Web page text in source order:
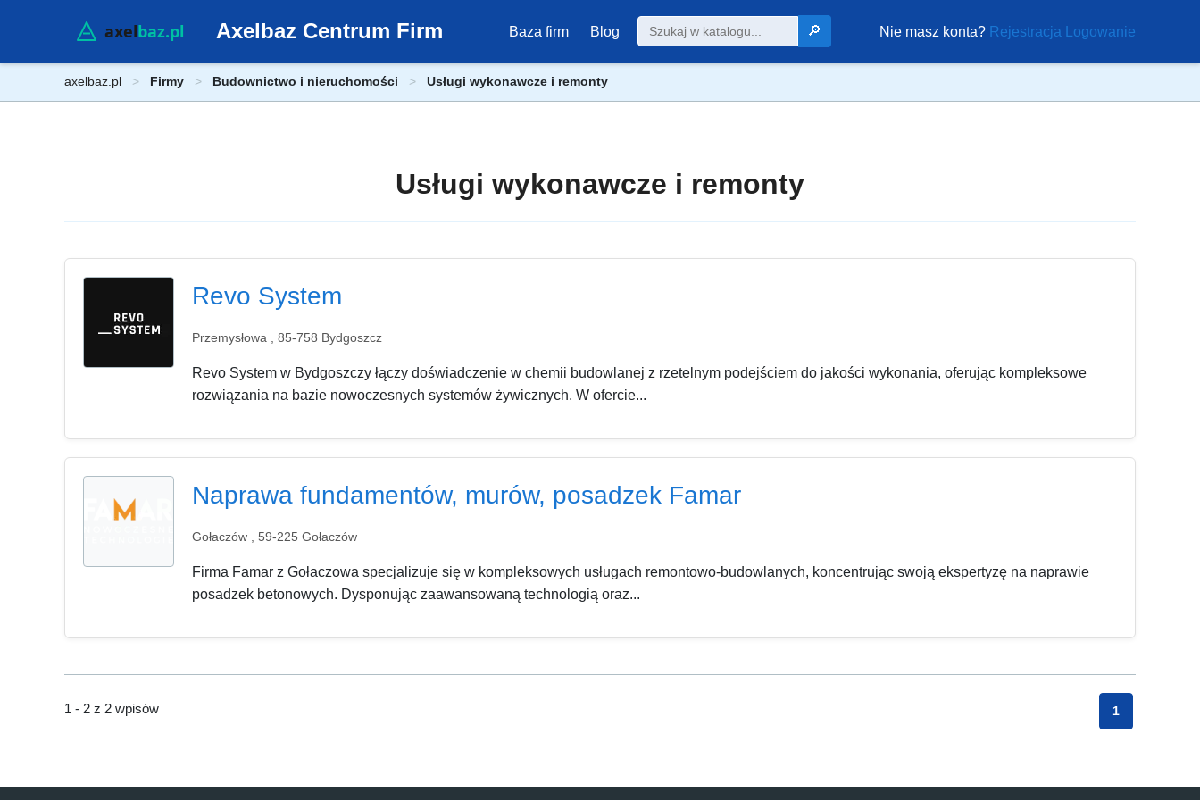
Axelbaz Centrum Firm Baza firm Blog 🔎 Nie masz konta? Rejestracja Logowanie
axelbaz.pl Firmy Budownictwo i nieruchomości Usługi wykonawcze i remonty
Usługi wykonawcze i remonty
Revo System
Przemysłowa , 85-758 Bydgoszcz
Revo System w Bydgoszczy łączy doświadczenie w chemii budowlanej z rzetelnym podejściem do jakości wykonania, oferując kompleksowe
rozwiązania na bazie nowoczesnych systemów żywicznych. W ofercie...
Naprawa fundamentów, murów, posadzek Famar
Gołaczów , 59-225 Gołaczów
Firma Famar z Gołaczowa specjalizuje się w kompleksowych usługach remontowo-budowlanych, koncentrując swoją ekspertyzę na naprawie
posadzek betonowych. Dysponując zaawansowaną technologią oraz...
1 - 2 z 2 wpisów 1